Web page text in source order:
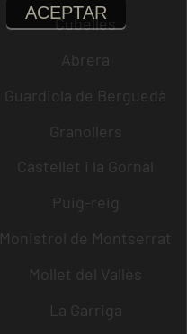
Cubelles
Abrera
Guardiola de Berguedà
Granollers
Castellet i la Gornal
Puig-reig
Monistrol de Montserrat
Mollet del Vallès
La Garriga
ACEPTAR